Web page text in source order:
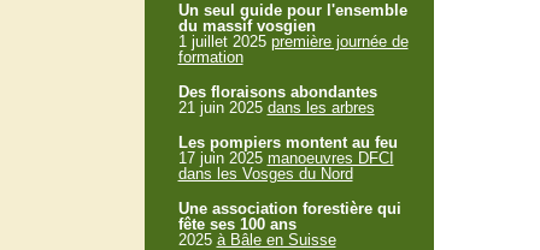
Un seul guide pour l'ensemble
du massif vosgien
1 juillet 2025 première journée de
formation
Des floraisons abondantes
21 juin 2025 dans les arbres
Les pompiers montent au feu
17 juin 2025 manoeuvres DFCI
dans les Vosges du Nord
Une association forestière qui
fête ses 100 ans
2025 à Bâle en Suisse